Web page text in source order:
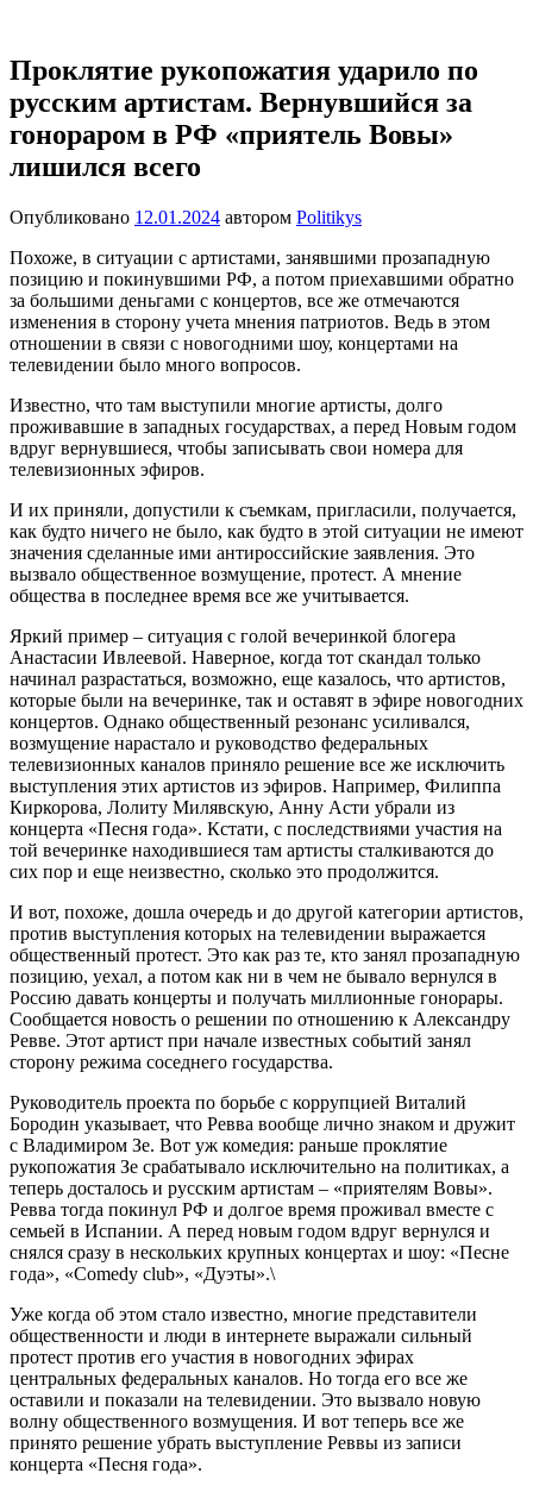
содержимому
один
сайт
на
WordPress
Проклятие рукопожатия ударило по
русским артистам. Вернувшийся за
гонораром в РФ «приятель Вовы»
лишился всего
Опубликовано 12.01.2024 автором Politikys
Похоже, в ситуации с артистами, занявшими прозападную
позицию и покинувшими РФ, а потом приехавшими обратно
за большими деньгами с концертов, все же отмечаются
изменения в сторону учета мнения патриотов. Ведь в этом
отношении в связи с новогодними шоу, концертами на
телевидении было много вопросов.
Известно, что там выступили многие артисты, долго
проживавшие в западных государствах, а перед Новым годом
вдруг вернувшиеся, чтобы записывать свои номера для
телевизионных эфиров.
И их приняли, допустили к съемкам, пригласили, получается,
как будто ничего не было, как будто в этой ситуации не имеют
значения сделанные ими антироссийские заявления. Это
вызвало общественное возмущение, протест. А мнение
общества в последнее время все же учитывается.
Яркий пример – ситуация с голой вечеринкой блогера
Анастасии Ивлеевой. Наверное, когда тот скандал только
начинал разрастаться, возможно, еще казалось, что артистов,
которые были на вечеринке, так и оставят в эфире новогодних
концертов. Однако общественный резонанс усиливался,
возмущение нарастало и руководство федеральных
телевизионных каналов приняло решение все же исключить
выступления этих артистов из эфиров. Например, Филиппа
Киркорова, Лолиту Милявскую, Анну Асти убрали из
концерта «Песня года». Кстати, с последствиями участия на
той вечеринке находившиеся там артисты сталкиваются до
сих пор и еще неизвестно, сколько это продолжится.
И вот, похоже, дошла очередь и до другой категории артистов,
против выступления которых на телевидении выражается
общественный протест. Это как раз те, кто занял прозападную
позицию, уехал, а потом как ни в чем не бывало вернулся в
Россию давать концерты и получать миллионные гонорары.
Сообщается новость о решении по отношению к Александру
Ревве. Этот артист при начале известных событий занял
сторону режима соседнего государства.
Руководитель проекта по борьбе с коррупцией Виталий
Бородин указывает, что Ревва вообще лично знаком и дружит
с Владимиром Зе. Вот уж комедия: раньше проклятие
рукопожатия Зе срабатывало исключительно на политиках, а
теперь досталось и русским артистам – «приятелям Вовы».
Ревва тогда покинул РФ и долгое время проживал вместе с
семьей в Испании. А перед новым годом вдруг вернулся и
снялся сразу в нескольких крупных концертах и шоу: «Песне
года», «Comedy club», «Дуэты».\
Уже когда об этом стало известно, многие представители
общественности и люди в интернете выражали сильный
протест против его участия в новогодних эфирах
центральных федеральных каналов. Но тогда его все же
оставили и показали на телевидении. Это вызвало новую
волну общественного возмущения. И вот теперь все же
принято решение убрать выступление Реввы из записи
концерта «Песня года».